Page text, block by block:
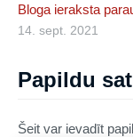
Bloga ieraksta
14. sept. 2021
Papildu
Šeit var ievadīt